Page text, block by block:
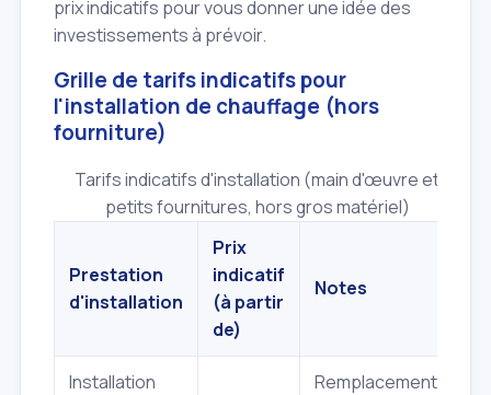
prix indicatifs pour vous donner une idée des
investissements à prévoir.
Grille de tarifs indicatifs pour
l'installation de chauffage (hors
fourniture)
Tarifs indicatifs d'installation (main d'œuvre et
petits fournitures, hors gros matériel)
Prestation
d'installation
Prix
indicatif
(à partir
de)
Notes
Installation
Remplacement